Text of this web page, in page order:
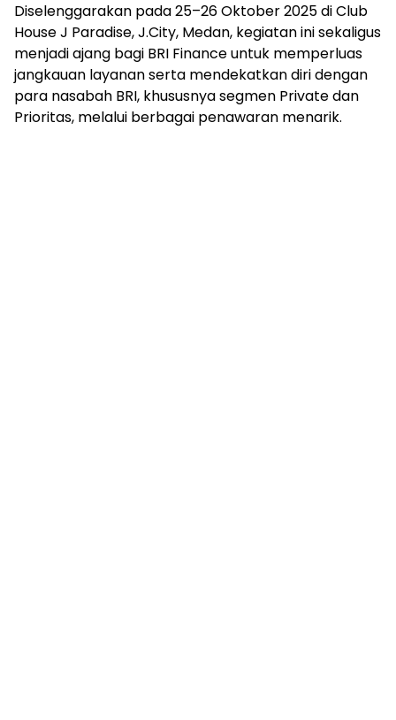
Diselenggarakan pada 25–26 Oktober 2025 di Club
House J Paradise, J.City, Medan, kegiatan ini sekaligus
menjadi ajang bagi BRI Finance untuk memperluas
jangkauan layanan serta mendekatkan diri dengan
para nasabah BRI, khususnya segmen Private dan
Prioritas, melalui berbagai penawaran menarik.